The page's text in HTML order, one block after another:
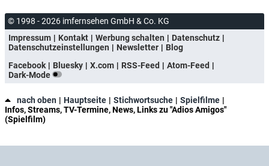
© 1998 - 2026 imfernsehen GmbH & Co. KG
Impressum
Kontakt Werbung schalten
Datenschutz
Datenschutzeinstellungen
Newsletter
Blog
Facebook
Bluesky X.com RSS-Feed
Atom-Feed
Dark-Mode
nach oben Hauptseite Stichwortsuche
Spielfilme
Infos, Streams, TV-Termine, News, Links zu "Adios Amigos"
(Spielfilm)